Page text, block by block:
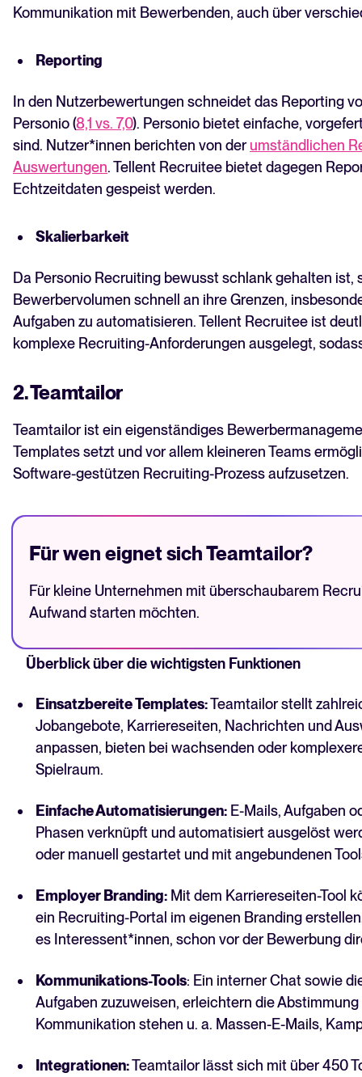
Kommunikation mit Bewerbenden, auch über
Reporting
In den Nutzerbewertungen schneidet das Reporting
Personio (8,1 vs. 7,0). Personio bietet einfache,
sind. Nutzer*innen berichten von derumständlichen
Auswertungen. Tellent Recruitee bietet dagegen
Echtzeitdaten gespeist werden.
Skalierbarkeit
Da Personio Recruiting bewusst schlank gehalten
Bewerbervolumen schnell an ihre Grenzen,
Aufgaben zu automatisieren. Tellent Recruitee ist
komplexe Recruiting-Anforderungen ausgelegt,
2. Teamtailor
Teamtailor ist ein eigenständiges
Templates setzt und vor allem kleineren Teams
Software-gestützen Recruiting-Prozess aufzusetzen.
Für wen eignet sich Teamtailor?
Für kleine Unternehmen mit überschaubarem
Aufwand starten möchten.
Überblick über die wichtigsten Funktionen
Einsatzbereite Templates:Teamtailor stellt
Jobangebote, Karriereseiten, Nachrichten und
anpassen, bieten bei wachsenden oder
Spielraum.
Einfache Automatisierungen: E-Mails, Aufgaben
Phasen verknüpft und automatisiert ausgelöst
oder manuell gestartet und mit angebundenen
Employer Branding: Mit dem Karriereseiten-Tool
ein Recruiting-Portal im eigenen Branding
es Interessent*innen, schon vor der Bewerbung
Kommunikations-Tools: Ein interner Chat sowie
Aufgaben zuzuweisen, erleichtern die
Kommunikation stehen u. a. Massen-E-Mails,
Integrationen:Teamtailor lässt sich mit über 450